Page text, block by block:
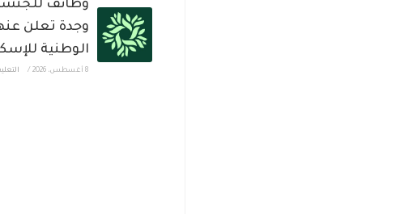
وظائف
وجدة تعلن
الوطنية
8 أغسطس، 2026 /